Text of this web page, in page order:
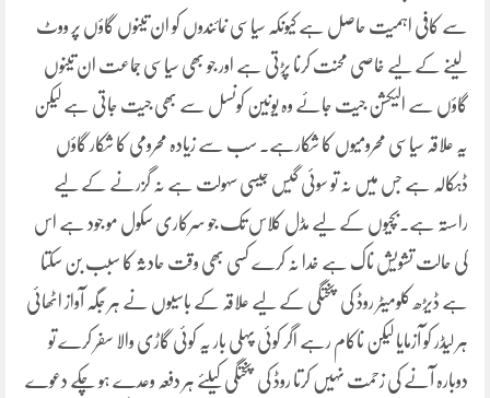
سے کافی اہمیت حاصل ہے کیونکہ سیاسی نمائندوں کو ان تینوں گاؤں پر ووٹ
لینے کے لیے خاصی محنت کرنا پڑتی ہے اور جو بھی سیاسی جماعت ان تینوں
گاؤں سے الیکشن جیت جائے وہ یونین کونسل سے بھی جیت جاتی ہے لیکن
یہ علاقہ سیاسی محرومیوں کا شکارہے۔ سب سے زیادہ محرومی کا شکار گاؤں
ڈہکالہ ہے جس میں نہ تو سوئی گیس جیسی سہولت ہے نہ گزرنے کے لیے
راستہ ہے۔بچیوں کے لیے مڈل کلاس تک جو سرکاری سکول مو جود ہے اس
کی حالت تشویش ناک ہے خدا نہ کرے کسی بھی وقت حادثہ کا سبب بن سکتا
ہے ڈیڑھ کلومیٹر روڈ کی پختگی کے لیے علاقہ کے باسیوں نے ہر جگہ آواز اٹھائی
ہر لیڈر کو آزمایا لیکن ناکام رہے اگر کوئی پہلی بار یہ کوئی گاڑی والا سفر کرے تو
دوبارہ آنے کی زحمت نہیں کرتا روڈ کی پختگی کیلئے ہر دفعہ وعدے ہو چکے دعوے